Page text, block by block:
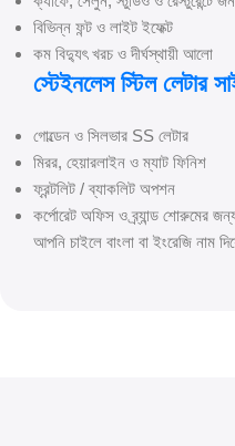
বিভিন্ন ফন্ট ও লাইট ইফেক্ট
কম বিদ্যুৎ খরচ ও দীর্ঘস্থায়ী আলো
স্টেইনলেস স্টিল লেটার
গোল্ডেন ও সিলভার SS লেটার
মিরর, হেয়ারলাইন ও ম্যাট ফিনিশ
ফ্রন্টলিট / ব্যাকলিট অপশন
কর্পোরেট অফিস ও ব্র্যান্ড শোরুমের
আপনি চাইলে বাংলা বা ইংরেজি নাম